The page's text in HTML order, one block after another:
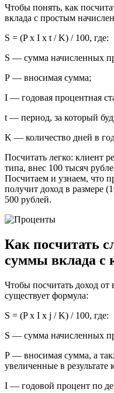
Чтобы понять, как
вклада с простым
S = (P x I x t / K) / 100, где:
S — сумма начисленных
Р — вносимая сумма;
I — годовая процентная
t — период, за который
K — количество дней в
Посчитать легко: клиент
типа, внес 100 тысяч
Посчитаем и узнаем, что
получит доход в размере
500 рублей.
Как посчитать
суммы вклада с
Чтобы посчитать доход от
существует формула:
S = (P x I x j / K) / 100, где:
S — сумма начисленных
Р — вносимая сумма, а
увеличенные в результате
I — годовой процент по